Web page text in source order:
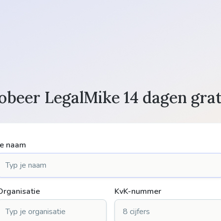
LegalMike 14 dagen
naam
KvK-nummer